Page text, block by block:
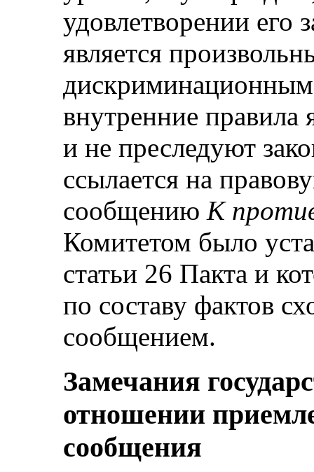
удовлетворении его
является
внутренние правила
и не преследуют
ссылается на
сообщению К
Комитетом было
статьи 26 Пакта и
по составу фактов
сообщением.
Замечания
отношении
сообщения